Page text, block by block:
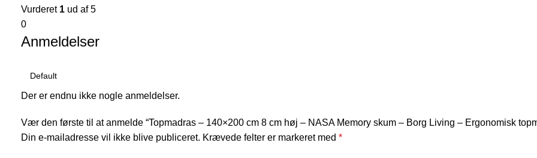
Vurderet 1 ud af 5
0
Anmeldelser
Der er endnu ikke nogle anmeldelser.
Vær den første til at anmelde “Topmadras – 140×200 cm 8 cm høj – NASA Memory skum – Borg Living – Ergonomisk
Din e-mailadresse vil ikke blive publiceret. Krævede felter er markeret med *